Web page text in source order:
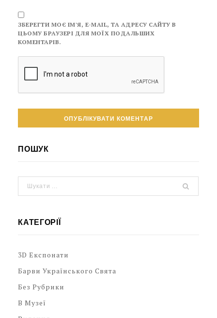
ЗБЕРЕГТИ МОЄ ІМ'Я, E-MAIL, ТА АДРЕСУ САЙТУ В
ЦЬОМУ БРАУЗЕРІ ДЛЯ МОЇХ ПОДАЛЬШИХ
КОМЕНТАРІВ.
ПОШУК
КАТЕГОРІЇ
3D Експонати
Барви Українського Свята
Без Рубрики
В Музеї